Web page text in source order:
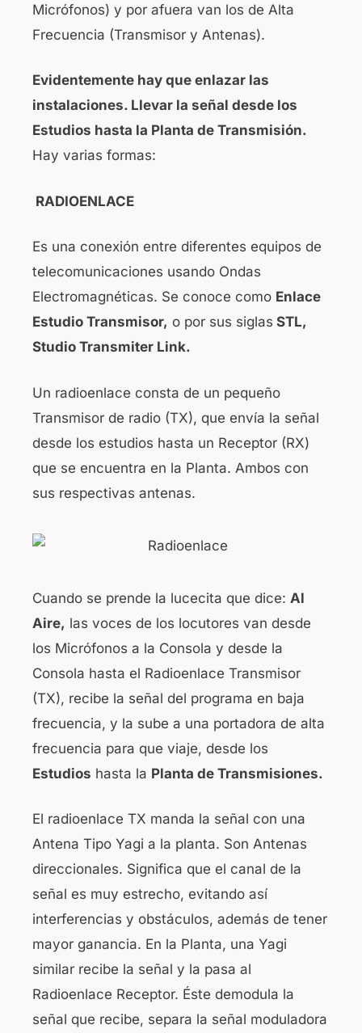
Micrófonos) y por afuera van los de Alta
Frecuencia (Transmisor y Antenas).
Evidentemente hay que enlazar las
instalaciones. Llevar la señal desde los
Estudios hasta la Planta de Transmisión.
Hay varias formas:
RADIOENLACE
Es una conexión entre diferentes equipos de
telecomunicaciones usando Ondas
Electromagnéticas. Se conoce como Enlace
Estudio Transmisor, o por sus siglas STL,
Studio Transmiter Link.
Un radioenlace consta de un pequeño
Transmisor de radio (TX), que envía la señal
desde los estudios hasta un Receptor (RX)
que se encuentra en la Planta. Ambos con
sus respectivas antenas.
Cuando se prende la lucecita que dice: Al
Aire, las voces de los locutores van desde
los Micrófonos a la Consola y desde la
Consola hasta el Radioenlace Transmisor
(TX), recibe la señal del programa en baja
frecuencia, y la sube a una portadora de alta
frecuencia para que viaje, desde los
Estudios hasta la Planta de Transmisiones.
El radioenlace TX manda la señal con una
Antena Tipo Yagi a la planta. Son Antenas
direccionales. Significa que el canal de la
señal es muy estrecho, evitando así
interferencias y obstáculos, además de tener
mayor ganancia. En la Planta, una Yagi
similar recibe la señal y la pasa al
Radioenlace Receptor. Éste demodula la
señal que recibe, separa la señal moduladora